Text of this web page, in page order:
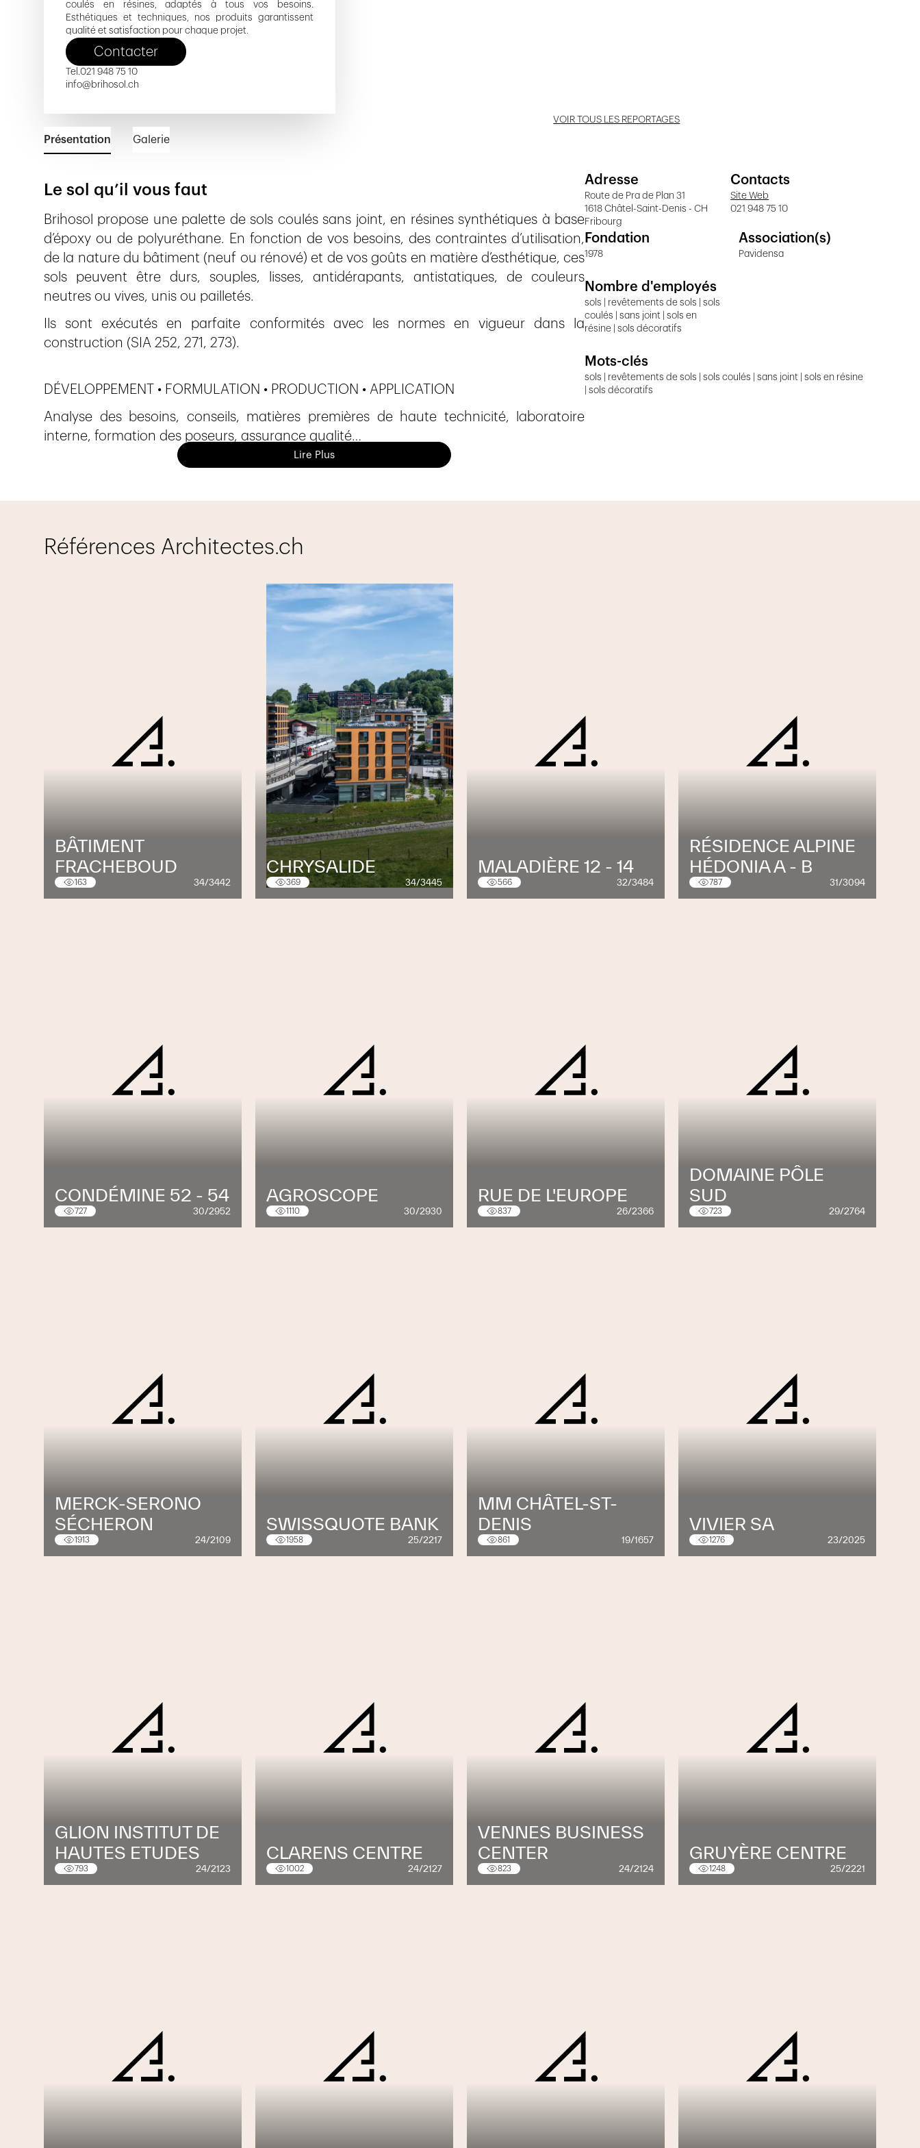
coulés en résines, adaptés à tous vos besoins.
Esthétiques et techniques, nos produits garantissent
qualité et satisfaction pour chaque projet.
Contacter
Tel.021 948 75 10
info@brihosol.ch
VOIR TOUS LES REPORTAGES
Présentation Galerie
Le sol qu’il vous faut
Brihosol propose une palette de sols coulés sans joint, en résines synthétiques à base
d’époxy ou de polyuréthane. En fonction de vos besoins, des contraintes d’utilisation,
de la nature du bâtiment (neuf ou rénové) et de vos goûts en matière d’esthétique, ces
sols peuvent être durs, souples, lisses, antidérapants, antistatiques, de couleurs
neutres ou vives, unis ou pailletés.
Ils sont exécutés en parfaite conformités avec les normes en vigueur dans la
construction (SIA 252, 271, 273).
DÉVELOPPEMENT • FORMULATION • PRODUCTION • APPLICATION
Analyse des besoins, conseils, matières premières de haute technicité, laboratoire
interne, formation des poseurs, assurance qualité…
Brihosol maîtrise l’intégralité de la chaîne de fabrication de ses revêtements de sols,
Nos résines peuvent être appliquées sur des fonds en béton, en ciment, en carrelage
Application sur diverses surfaces
Résistance à diverses sollicitations
Nos techniciens sont à votre disposition pour vous conseiller et vous proposer la
solution la mieux adaptée à votre projet.
Lire Plus
Adresse
Route de Pra de Plan 31
1618 Châtel-Saint-Denis - CH
Fribourg
Contacts
Site Web
021 948 75 10
Fondation
1978
Association(s)
Pavidensa
Nombre d'employés
sols | revêtements de sols | sols
coulés | sans joint | sols en
résine | sols décoratifs
Mots-clés
sols | revêtements de sols | sols coulés | sans joint | sols en résine
| sols décoratifs
Références Architectes.ch
BÂTIMENT
FRACHEBOUD
163 34/3442
CHRYSALIDE
369 34/3445
MALADIÈRE 12 - 14
566 32/3484
RÉSIDENCE ALPINE
HÉDONIA A - B
787 31/3094
CONDÉMINE 52 - 54
727 30/2952
AGROSCOPE
1110 30/2930
RUE DE L'EUROPE
837 26/2366
DOMAINE PÔLE
SUD
723 29/2764
MERCK-SERONO
SÉCHERON
1913 24/2109
SWISSQUOTE BANK
1958 25/2217
MM CHÂTEL-ST-
DENIS
861 19/1657
VIVIER SA
1276 23/2025
GLION INSTITUT DE
HAUTES ETUDES
793 24/2123
CLARENS CENTRE
1002 24/2127
VENNES BUSINESS
CENTER
823 24/2124
GRUYÈRE CENTRE
1248 25/2221